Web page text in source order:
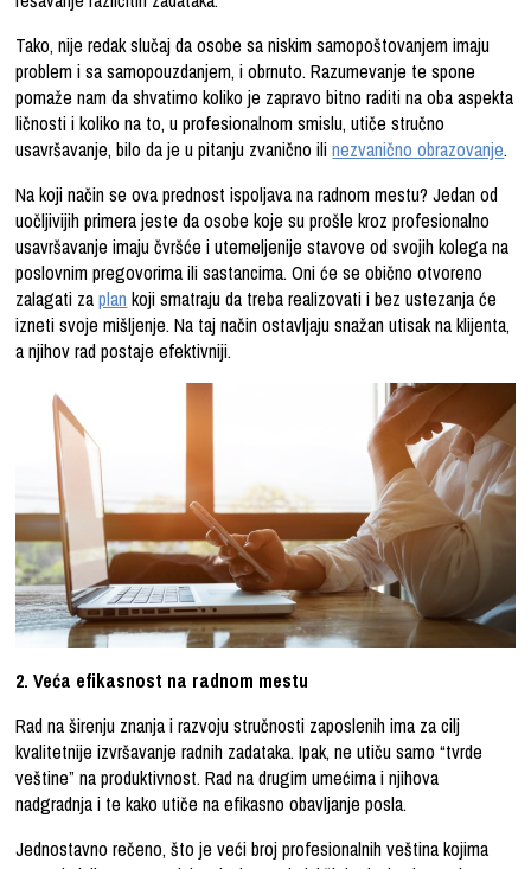
Tako, nije redak slučaj da osobe sa niskim samopoštovanjem imaju
problem i sa samopouzdanjem, i obrnuto. Razumevanje te spone
pomaže nam da shvatimo koliko je zapravo bitno raditi na oba aspekta
ličnosti i koliko na to, u profesionalnom smislu, utiče stručno
usavršavanje, bilo da je u pitanju zvanično ilinezvanično obrazovanje.
Na koji način se ova prednost ispoljava na radnom mestu? Jedan od
uočljivijih primera jeste da osobe koje su prošle kroz profesionalno
usavršavanje imaju čvršće i utemeljenije stavove od svojih kolega na
poslovnim pregovorima ili sastancima. Oni će se obično otvoreno
zalagati zaplan koji smatraju da treba realizovati i bez ustezanja će
izneti svoje mišljenje. Na taj način ostavljaju snažan utisak na klijenta,
a njihov rad postaje efektivniji.
2. Veća efikasnost na radnom mestu
Rad na širenju znanja i razvoju stručnosti zaposlenih ima za cilj
kvalitetnije izvršavanje radnih zadataka. Ipak, ne utiču samo “tvrde
veštine” na produktivnost. Rad na drugim umećima i njihova
nadgradnja i te kako utiče na efikasno obavljanje posla.
Jednostavno rečeno, što je veći broj profesionalnih veština kojima